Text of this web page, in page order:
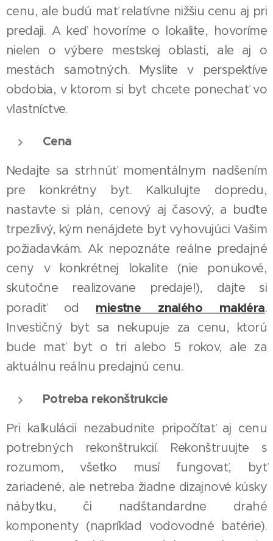
cenu, ale budú mať relatívne nižšiu cenu aj pri
predaji. A keď hovoríme o lokalite, hovoríme
nielen o výbere mestskej oblasti, ale aj o
mestách samotných. Myslite v perspektíve
obdobia, v ktorom si byt chcete ponechať vo
vlastníctve.
Cena
Nedajte sa strhnúť momentálnym nadšením
pre konkrétny byt. Kalkulujte dopredu,
nastavte si plán, cenový aj časový, a buďte
trpezlivý, kým nenájdete byt vyhovujúci Vašim
požiadavkám. Ak nepoznáte reálne predajné
ceny v konkrétnej lokalite (nie ponukové,
skutočne realizovane predaje!), dajte si
poradiť od miestne znalého makléra.
Investičný byt sa nekupuje za cenu, ktorú
bude mať byt o tri alebo 5 rokov, ale za
aktuálnu reálnu predajnú cenu.
Potreba rekonštrukcie
Pri kalkulácii nezabudnite pripočítať aj cenu
potrebných rekonštrukcií. Rekonštruujte s
rozumom, všetko musí fungovať, byť
zariadené, ale netreba žiadne dizajnové kúsky
nábytku, či nadštandardne drahé
komponenty (napríklad vodovodné batérie).